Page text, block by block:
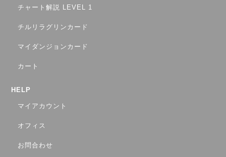
チャート解説 LEVEL 1
チルリラグリンカード
マイダンジョンカード
カート
HELP
マイアカウント
オフィス
お問合わせ